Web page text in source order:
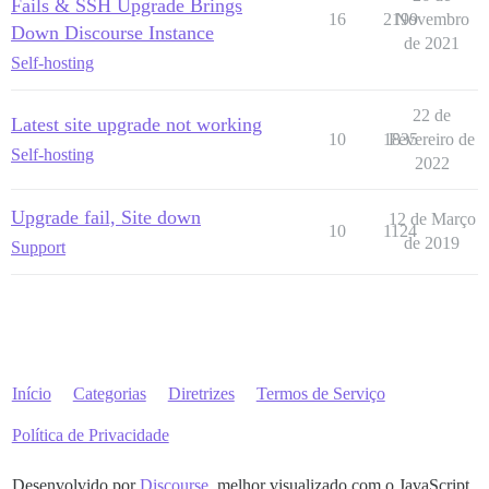
g              -- ir para o início do arquivo
f              -- avançar uma página
b              -- voltar uma página
G              -- ir para o final do arquivo
Fails & SSH Upgrade Brings
Down Discourse Instance
Self-hosting
16 2199
Novembro
de 2021
Latest site upgrade not working
Self-hosting
10 1835
22 de
Fevereiro de
2022
Upgrade fail, Site down
Support
10 1124
12 de Março
de 2019
Início Categorias Diretrizes Termos de Serviço
Política de Privacidade
Desenvolvido porDiscourse, melhor visualizado com o JavaScript